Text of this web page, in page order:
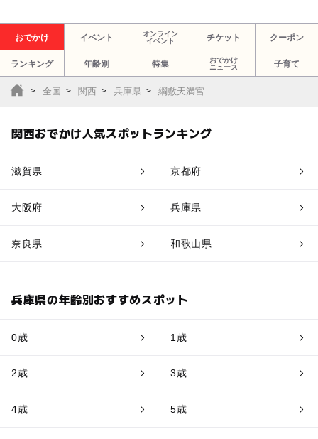
おでかけ イベント
オンライン
イベント
チケット クーポン
ランキング 年齢別 特集
おでかけ
ニュース
子育て
全国 関西 兵庫県 綱敷天満宮
関西おでかけ人気スポットランキング
滋賀県 京都府
大阪府 兵庫県
奈良県 和歌山県
兵庫県の年齢別おすすめスポット
0歳 1歳
2歳 3歳
4歳 5歳